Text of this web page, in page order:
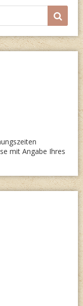
mit Angabe Ihres